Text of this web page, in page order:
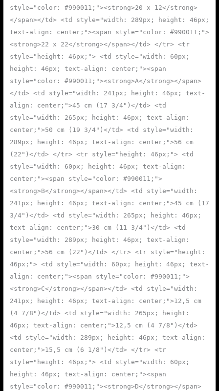
style="color: #990011;"><strong>20 x 12</strong>
</span></td> <td style="width: 289px; height: 46px;
text-align: center;"><span style="color: #990011;">
<strong>22 x 22</strong></span></td> </tr> <tr
style="height: 46px;"> <td style="width: 60px;
height: 46px; text-align: center;"><span
style="color: #990011;"><strong>A</strong></span>
</td> <td style="width: 241px; height: 46px; text-
align: center;">45 cm (17 3/4")</td> <td
style="width: 265px; height: 46px; text-align:
center;">50 cm (19 3/4")</td> <td style="width:
289px; height: 46px; text-align: center;">56 cm
(22")</td> </tr> <tr style="height: 46px;"> <td
style="width: 60px; height: 46px; text-align:
center;"><span style="color: #990011;">
<strong>B</strong></span></td> <td style="width:
241px; height: 46px; text-align: center;">45 cm (17
3/4")</td> <td style="width: 265px; height: 46px;
text-align: center;">30 cm (11 3/4")</td> <td
style="width: 289px; height: 46px; text-align:
center;">56 cm (22")</td> </tr> <tr style="height:
46px;"> <td style="width: 60px; height: 46px; text-
align: center;"><span style="color: #990011;">
<strong>C</strong></span></td> <td style="width:
241px; height: 46px; text-align: center;">12,5 cm
(4 7/8")</td> <td style="width: 265px; height:
46px; text-align: center;">12,5 cm (4 7/8")</td>
<td style="width: 289px; height: 46px; text-align:
center;">15,5 cm (6 1/8")</td> </tr> <tr
style="height: 46px;"> <td style="width: 60px;
height: 46px; text-align: center;"><span
style="color: #990011;"><strong>D</strong></span>